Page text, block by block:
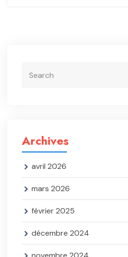
Archives
avril 2026
mars 2026
février 2025
décembre 2024